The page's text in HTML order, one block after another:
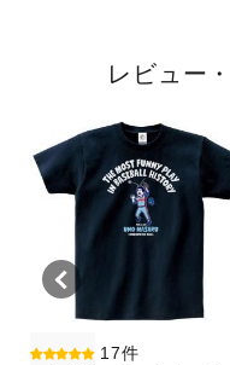
レビュー
17件